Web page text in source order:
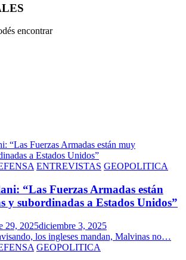
encontrar
ENTREVISTAS GEOPOLITICA
“Las Fuerzas Armadas están
y subordinadas a Estados Unidos”
29, 2025diciembre 3, 2025
GEOPOLITICA